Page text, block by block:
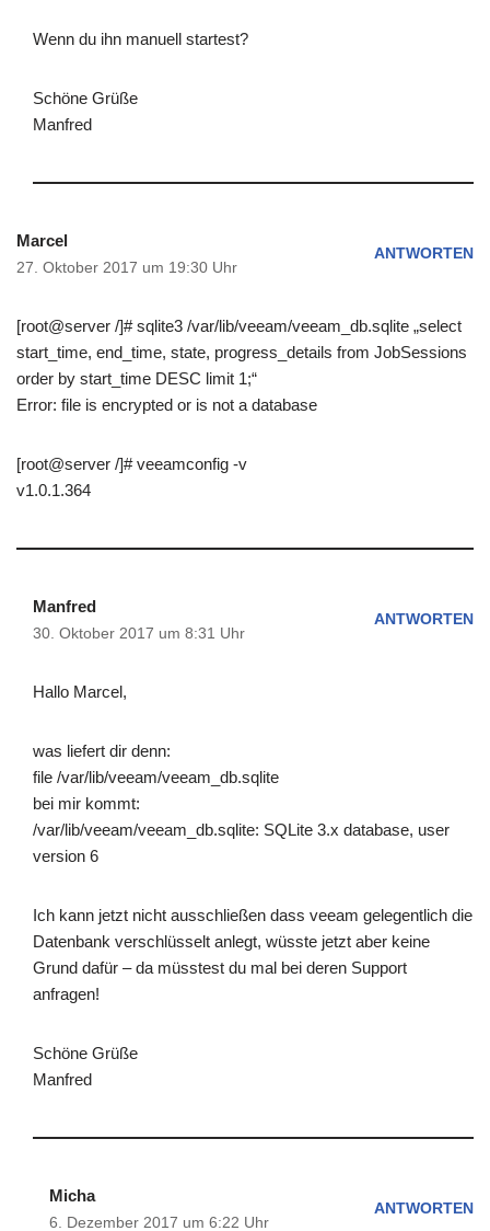
Wenn du ihn manuell startest?
Schöne Grüße
Manfred
Marcel
27. Oktober 2017 um 19:30 Uhr
ANTWORTEN
[root@server /]# sqlite3 /var/lib/veeam/veeam_db.sqlite „select
start_time, end_time, state, progress_details from JobSessions
order by start_time DESC limit 1;“
Error: file is encrypted or is not a database
[root@server /]# veeamconfig -v
v1.0.1.364
Manfred
30. Oktober 2017 um 8:31 Uhr
ANTWORTEN
Hallo Marcel,
was liefert dir denn:
file /var/lib/veeam/veeam_db.sqlite
bei mir kommt:
/var/lib/veeam/veeam_db.sqlite: SQLite 3.x database, user
version 6
Ich kann jetzt nicht ausschließen dass veeam gelegentlich die
Datenbank verschlüsselt anlegt, wüsste jetzt aber keine
Grund dafür – da müsstest du mal bei deren Support
anfragen!
Schöne Grüße
Manfred
Micha
6. Dezember 2017 um 6:22 Uhr
ANTWORTEN